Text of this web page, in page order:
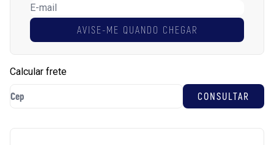
AVISE-ME QUANDO CHEGAR
Calcular frete